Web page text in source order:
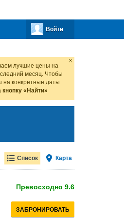
Войти
лучшие цены на
месяц. Чтобы
на конкретные даты
«Найти»
Список Карта
Превосходно 9.6
ЗАБРОНИРОВАТЬ